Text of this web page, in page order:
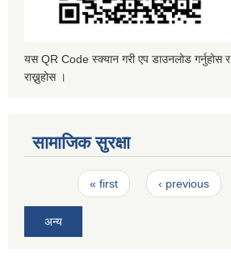
यस QR Code स्क्यान गरी एप डाउनलोड गर्नुहोस
राख्नुहोस ।
सामाजिक सुरक्षा
Pages« first ‹ previous
अन्य